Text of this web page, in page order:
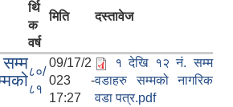
र्थि
क
वर्ष
मिति दस्तावेज
८०/
८१
09/17/2
023 -
17:27
१ देखि १२ नं. सम्म
वडाहरु सम्मको नागरिक
वडा पत्र.pdf